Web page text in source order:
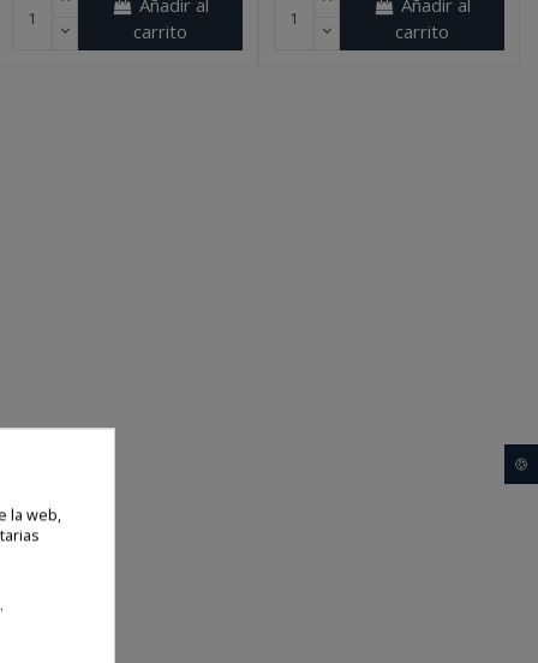
Añadir al
carrito
Añadir al
carrito
la web,
🍪